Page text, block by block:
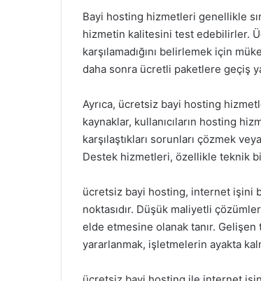
Bayi hosting hizmetleri genellikle
hizmetin kalitesini test edebilirler.
karşılamadığını belirlemek için
daha sonra ücretli paketlere geçiş
Ayrıca, ücretsiz bayi hosting
kaynaklar, kullanıcıların hosting
karşılaştıkları sorunları çözmek
Destek hizmetleri, özellikle teknik
ücretsiz bayi hosting, internet işini
noktasıdır. Düşük maliyetli
elde etmesine olanak tanır.
yararlanmak, işletmelerin ayakta